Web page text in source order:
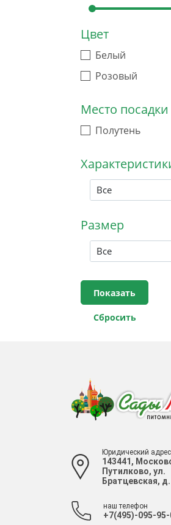
Цвет
Белый
Розовый
Место посадки
Полутень
Все
Размер
Все
Юридический
143441,
Путилково, ул.
Братцевская, д.
наш телефон
+7(495)-095-95-